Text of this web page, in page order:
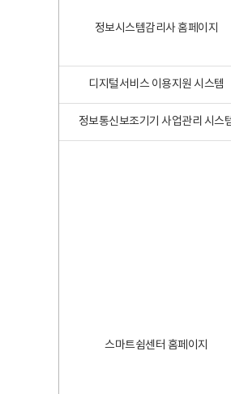
정보시스템감리사 홈페이지
디지털서비스 이용지원 시스템
정보통신보조기기 사업관리 시스
스마트쉼센터 홈페이지